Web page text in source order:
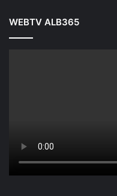
WEBTV ALB365